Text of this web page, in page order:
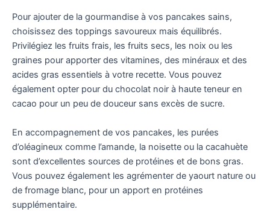
Pour ajouter de la gourmandise à vos pancakes sains,
choisissez des toppings savoureux mais équilibrés.
Privilégiez les fruits frais, les fruits secs, les noix ou les
graines pour apporter des vitamines, des minéraux et des
acides gras essentiels à votre recette. Vous pouvez
également opter pour du chocolat noir à haute teneur en
cacao pour un peu de douceur sans excès de sucre.
En accompagnement de vos pancakes, les purées
d’oléagineux comme l’amande, la noisette ou la cacahuète
sont d’excellentes sources de protéines et de bons gras.
Vous pouvez également les agrémenter de yaourt nature ou
de fromage blanc, pour un apport en protéines
supplémentaire.